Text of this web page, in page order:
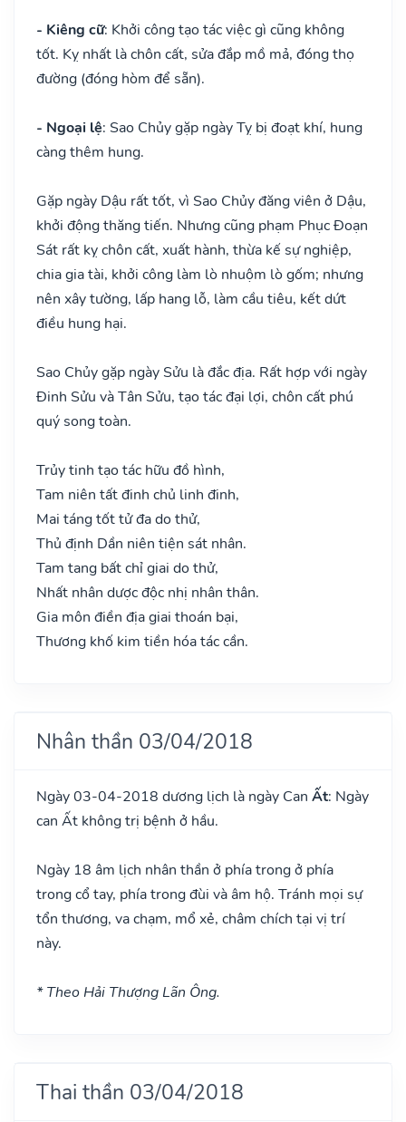
- Kiêng cữ: Khởi công tạo tác việc gì cũng không
tốt. Kỵ nhất là chôn cất, sửa đắp mồ mả, đóng thọ
đường (đóng hòm để sẵn).
- Ngoại lệ: Sao Chủy gặp ngày Tỵ bị đoạt khí, hung
càng thêm hung.
Gặp ngày Dậu rất tốt, vì Sao Chủy đăng viên ở Dậu,
khởi động thăng tiến. Nhưng cũng phạm Phục Đoạn
Sát rất kỵ chôn cất, xuất hành, thừa kế sự nghiệp,
chia gia tài, khởi công làm lò nhuộm lò gốm; nhưng
nên xây tường, lấp hang lỗ, làm cầu tiêu, kết dứt
điều hung hại.
Sao Chủy gặp ngày Sửu là đắc địa. Rất hợp với ngày
Đinh Sửu và Tân Sửu, tạo tác đại lợi, chôn cất phú
quý song toàn.
Trủy tinh tạo tác hữu đồ hình,
Tam niên tất đinh chủ linh đinh,
Mai táng tốt tử đa do thử,
Thủ định Dần niên tiện sát nhân.
Tam tang bất chỉ giai do thử,
Nhất nhân dược độc nhị nhân thân.
Gia môn điền địa giai thoán bại,
Thương khố kim tiền hóa tác cần.
Nhân thần 03/04/2018
Ngày 03-04-2018 dương lịch là ngày Can Ất: Ngày
can Ất không trị bệnh ở hầu.
Ngày 18 âm lịch nhân thần ở phía trong ở phía
trong cổ tay, phía trong đùi và âm hộ. Tránh mọi sự
tổn thương, va chạm, mổ xẻ, châm chích tại vị trí
này.
* Theo Hải Thượng Lãn Ông.
Thai thần 03/04/2018